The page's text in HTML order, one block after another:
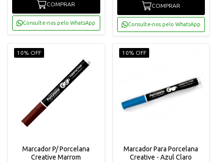
COMPRAR
Consulte-nos pelo WhatsApp
COMPRAR
Consulte-nos pelo WhatsApp
10% OFF
Marcador P/ Porcelana
Creative Marrom
10% OFF
Marcador Para Porcelana
Creative - Azul Claro